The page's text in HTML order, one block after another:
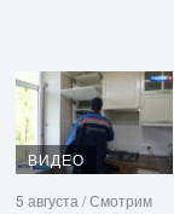
ВИДЕО
5 августа / Смотрим